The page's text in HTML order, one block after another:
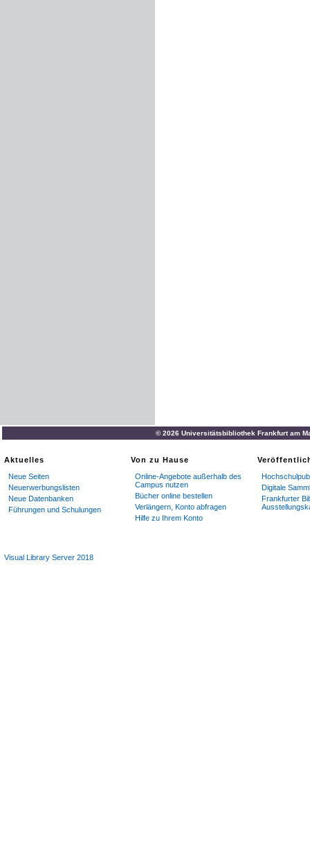
© 2026 Universitätsbibliothek Frankfurt am
Aktuelles
Neue Seiten
Neuerwerbungslisten
Neue Datenbanken
Führungen und Schulungen
Von zu Hause
Online-Angebote außerhalb des
Campus nutzen
Bücher online bestellen
Verlängern, Konto abfragen
Hilfe zu Ihrem Konto
Digitale
Frankfurter
Visual Library Server 2018